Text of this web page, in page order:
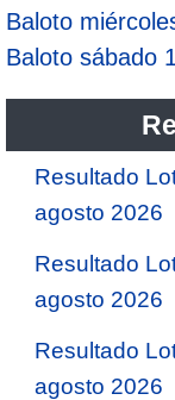
Saman
Sinuano
Sinuano
Baloto
Baloto sábado
Resultado
agosto 2026
Resultado
agosto 2026
Resultado
agosto 2026